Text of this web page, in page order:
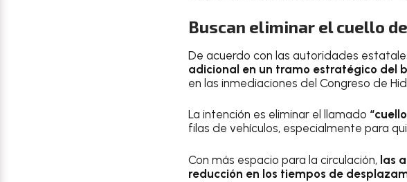
Buscan eliminar el cuello
De acuerdo con las autoridades
adicional en un tramo estratégico del
en las inmediaciones del Congreso de
La intención es eliminar el llamado
filas de vehículos, especialmente para
Con más espacio para la circulación, las
reducción en los tiempos de